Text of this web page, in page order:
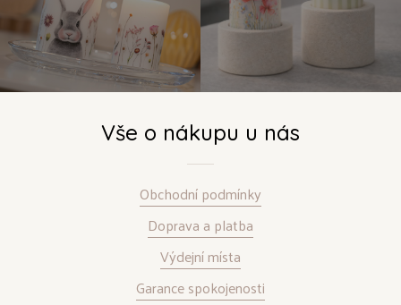
Vše o nákupu u nás
Obchodní podmínky
Doprava a platba
Výdejní místa
Garance spokojenosti